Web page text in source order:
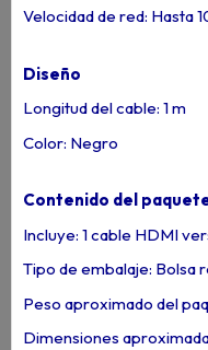
Velocidad de red: Hasta
Diseño
Longitud del cable: 1 m
Color: Negro
Contenido del
Incluye: 1 cable HDMI
Tipo de embalaje: Bolsa
Peso aproximado del
Dimensiones